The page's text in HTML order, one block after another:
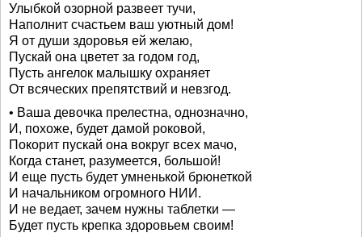
Улыбкой озорной развеет тучи,
Наполнит счастьем ваш уютный дом!
Я от души здоровья ей желаю,
Пускай она цветет за годом год,
Пусть ангелок малышку охраняет
От всяческих препятствий и невзгод.
• Ваша девочка прелестна, однозначно,
И, похоже, будет дамой роковой,
Покорит пускай она вокруг всех мачо,
Когда станет, разумеется, большой!
И еще пусть будет умненькой брюнеткой
И начальником огромного НИИ.
И не ведает, зачем нужны таблетки —
Будет пусть крепка здоровьем своим!